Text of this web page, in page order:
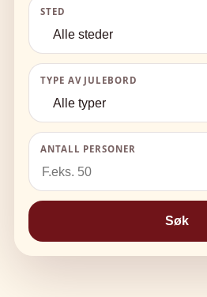
STED
TYPE AV JULEBORD
ANTALL PERSONER
Søk